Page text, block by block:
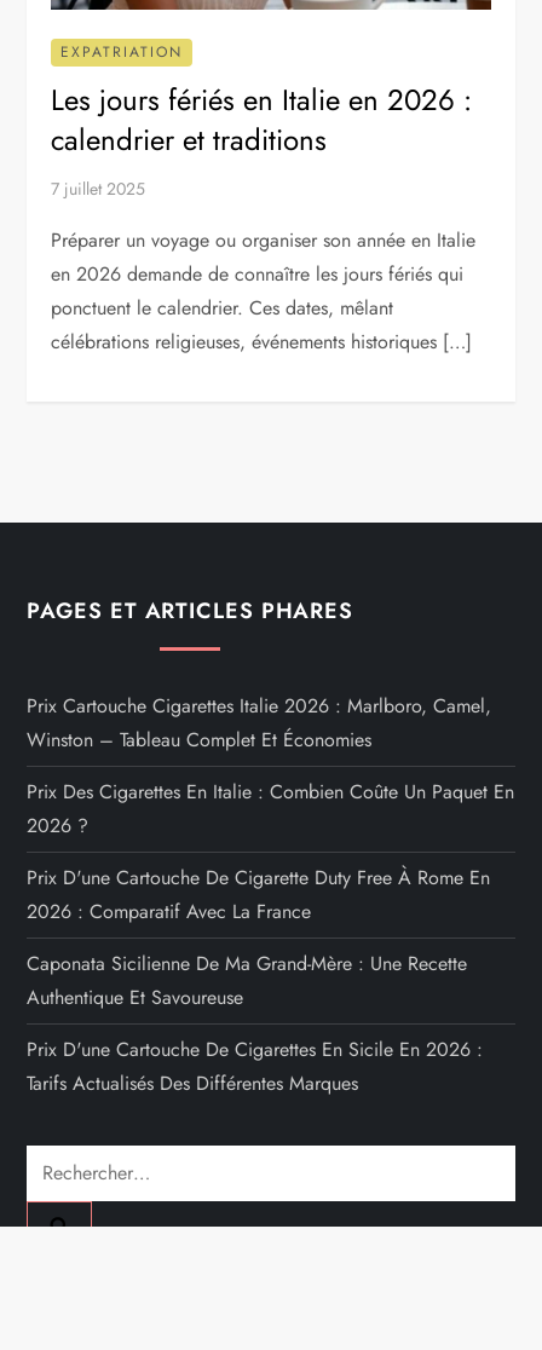
EXPATRIATION
Les jours fériés en Italie en 2026 :
calendrier et traditions
7 juillet 2025
Préparer un voyage ou organiser son année en Italie
en 2026 demande de connaître les jours fériés qui
ponctuent le calendrier. Ces dates, mêlant
célébrations religieuses, événements historiques […]
PAGES ET ARTICLES PHARES
Prix Cartouche Cigarettes Italie 2026 : Marlboro, Camel,
Winston – Tableau Complet Et Économies
Prix Des Cigarettes En Italie : Combien Coûte Un Paquet En
2026 ?
Prix D'une Cartouche De Cigarette Duty Free À Rome En
2026 : Comparatif Avec La France
Caponata Sicilienne De Ma Grand-Mère : Une Recette
Authentique Et Savoureuse
Prix D'une Cartouche De Cigarettes En Sicile En 2026 :
Tarifs Actualisés Des Différentes Marques
Rechercher :